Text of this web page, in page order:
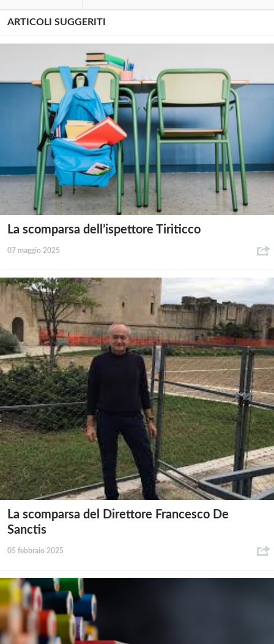
ARTICOLI SUGGERITI
La scomparsa dell’ispettore Tiriticco
07 maggio 2025
La scomparsa del Direttore Francesco De
Sanctis
05 febbraio 2025